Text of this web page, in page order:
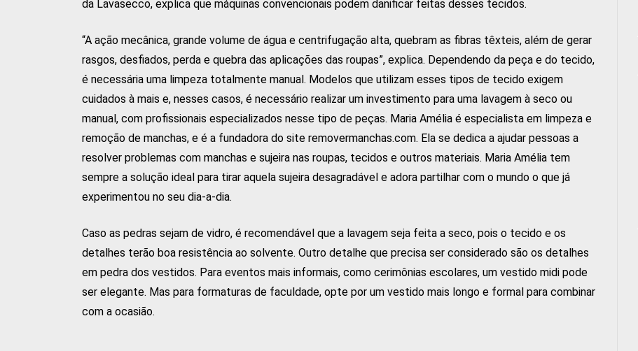
da Lavasecco, explica que máquinas convencionais podem danificar feitas desses tecidos.
“A ação mecânica, grande volume de água e centrifugação alta, quebram as fibras têxteis, além de gerar
rasgos, desfiados, perda e quebra das aplicações das roupas”, explica. Dependendo da peça e do tecido,
é necessária uma limpeza totalmente manual. Modelos que utilizam esses tipos de tecido exigem
cuidados à mais e, nesses casos, é necessário realizar um investimento para uma lavagem à seco ou
manual, com profissionais especializados nesse tipo de peças. Maria Amélia é especialista em limpeza e
remoção de manchas, e é a fundadora do site removermanchas.com. Ela se dedica a ajudar pessoas a
resolver problemas com manchas e sujeira nas roupas, tecidos e outros materiais. Maria Amélia tem
sempre a solução ideal para tirar aquela sujeira desagradável e adora partilhar com o mundo o que já
experimentou no seu dia-a-dia.
Caso as pedras sejam de vidro, é recomendável que a lavagem seja feita a seco, pois o tecido e os
detalhes terão boa resistência ao solvente. Outro detalhe que precisa ser considerado são os detalhes
em pedra dos vestidos. Para eventos mais informais, como cerimônias escolares, um vestido midi pode
ser elegante. Mas para formaturas de faculdade, opte por um vestido mais longo e formal para combinar
com a ocasião.